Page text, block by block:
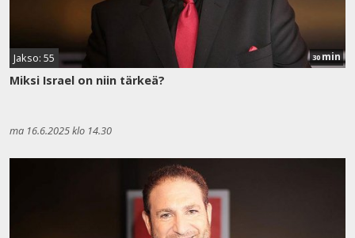
Jakso: 55 30min
Miksi Israel on niin tärkeä?
ma 16.6.2025 klo 14.30